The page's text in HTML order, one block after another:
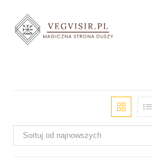
Sortuj od najnowszych